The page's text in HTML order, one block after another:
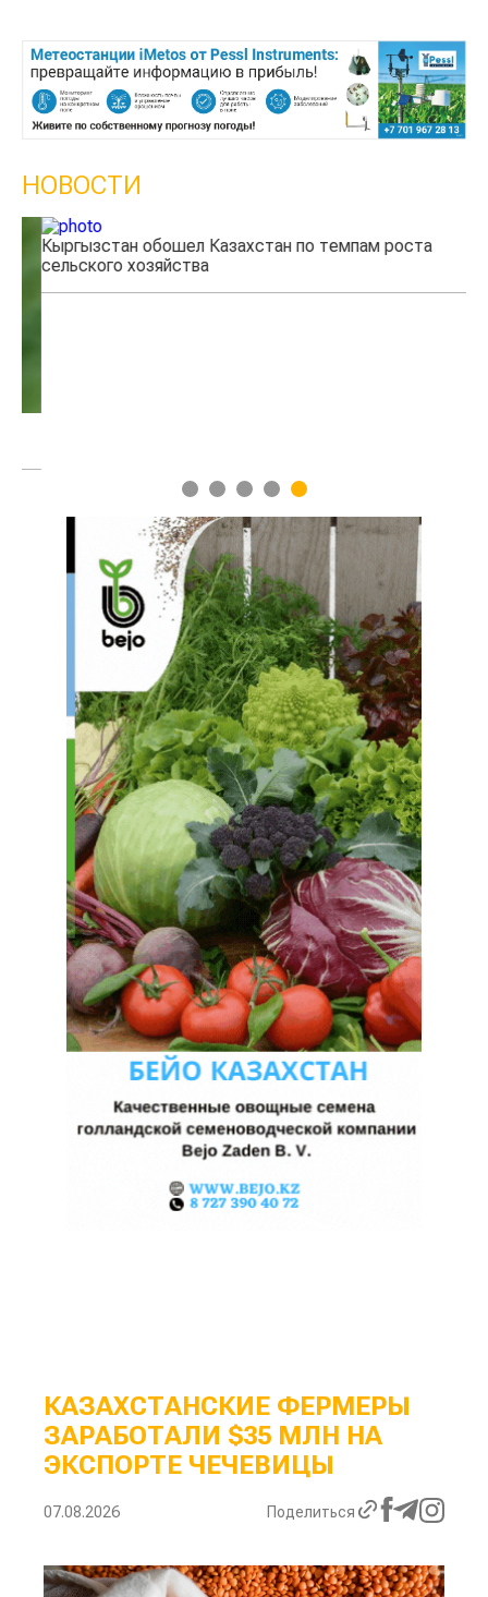
НОВОСТИ
Кыргызстан обошел Казахстан по темпам роста
сельского хозяйства
1 2 3 4 5
КАЗАХСТАНСКИЕ ФЕРМЕРЫ
ЗАРАБОТАЛИ $35 МЛН НА
ЭКСПОРТЕ ЧЕЧЕВИЦЫ
07.08.2026 Поделиться